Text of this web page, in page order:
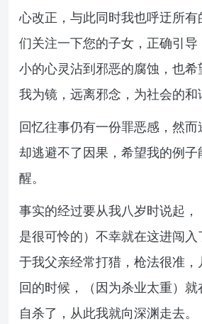
心改正，与此同时我也呼迂所
们关注一下您的子女，正确引导
小的心灵沾到邪恶的腐蚀，也希
我为镜，远离邪念，为社会的和
回忆往事仍有一份罪恶感，然
却逃避不了因果，希望我的例
醒。
事实的经过要从我八岁时说起，
是很可怜的）不幸就在这进闯入
于我父亲经常打猎，枪法很准，
回的时候，（因为杀业太重）就
自杀了，从此我就向深渊走去。